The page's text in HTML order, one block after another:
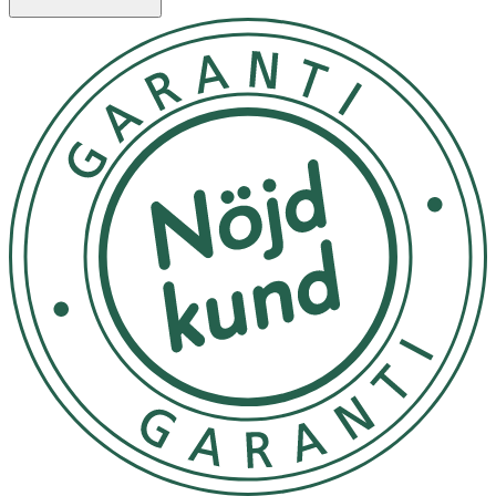
När vi sitter eller står länge på jobbet är det lätt att ben
och fötter svullnar upp och känns tunga, spända och
ibland avdomnade, särskilt mot slutet av dagen. Även
graviditet, övervikt och flygresor kan orsaka svullna
fötter och ben, medan det i andra fall kan vara kroniska
sjukdomar som ligger bakom. Finns i färgerna svart och
sand.
Användning
1. Se till att strumpan är rättvänd och stoppa in handen
ända ner till hälen.
2. Vänd din strumpa ut och in till hälen.
3. Töj ut skaftet och sätt strumpan på foten. Se till att
hälen kommer på rätt plats och inte är vriden.
4. Vänd tillbaka skaftet och dra det uppåt längs vaden.
OBS! Dubbelvik aldrig strumpkanten.
Kan användas av gravida och ammande.